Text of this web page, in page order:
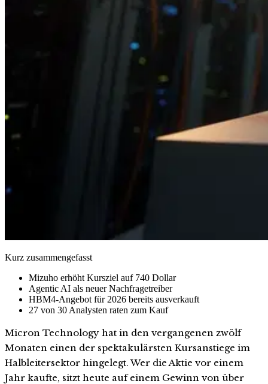
Kurz zusammengefasst
Mizuho erhöht Kursziel auf 740 Dollar
Agentic AI als neuer Nachfragetreiber
HBM4-Angebot für 2026 bereits ausverkauft
27 von 30 Analysten raten zum Kauf
Micron Technology hat in den vergangenen zwölf
Monaten einen der spektakulärsten Kursanstiege im
Halbleitersektor hingelegt. Wer die Aktie vor einem
Jahr kaufte, sitzt heute auf einem Gewinn von über